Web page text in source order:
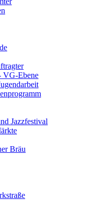
VG-Ebene
Jazzfestival
Bräu